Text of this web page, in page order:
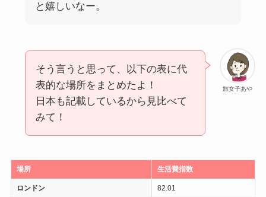
と嬉しいなー。
旅女子あや
そう言うと思って、以下の表に代
表的な場所をまとめたよ！
日本も記載しているから見比べて
みて！
場所 生活費指数
ロンドン 82.01